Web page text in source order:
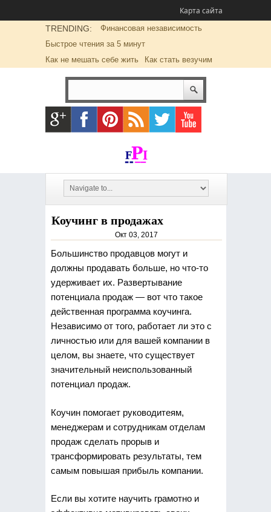
Карта сайта
TRENDING:
Финансовая независимость
Быстрое чтения за 5 минут
Как не мешать себе жить
Как стать везучим
Коучинг в продажах
Окт 03, 2017
Большинство продавцов могут и
должны продавать больше, но что-то
удерживает их. Развертывание
потенциала продаж — вот что такое
действенная программа коучинга.
Независимо от того, работает ли это с
личностью или для вашей компании в
целом, вы знаете, что существует
значительный неиспользованный
потенциал продаж.
Коучин помогает руководитеям,
менеджерам и сотрудникам отделам
продаж сделать прорыв и
трансформировать результаты, тем
самым повышая прибыль компании.
Если вы хотите научить грамотно и